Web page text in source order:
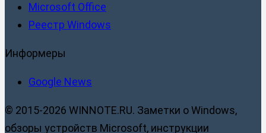
Microsoft Office
Реестр Windows
Информеры
Google News
© 2015-2026 WINNOTE.RU. Заметки о Windows,
обзоры устройств Microsoft, инструкции